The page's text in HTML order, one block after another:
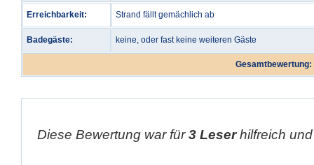
Erreichbarkeit: Strand fällt gemächlich ab
Badegäste: keine, oder fast keine weiteren Gäste
Gesamtbewertung:
Diese Bewertung war für3 Leserhilfreich